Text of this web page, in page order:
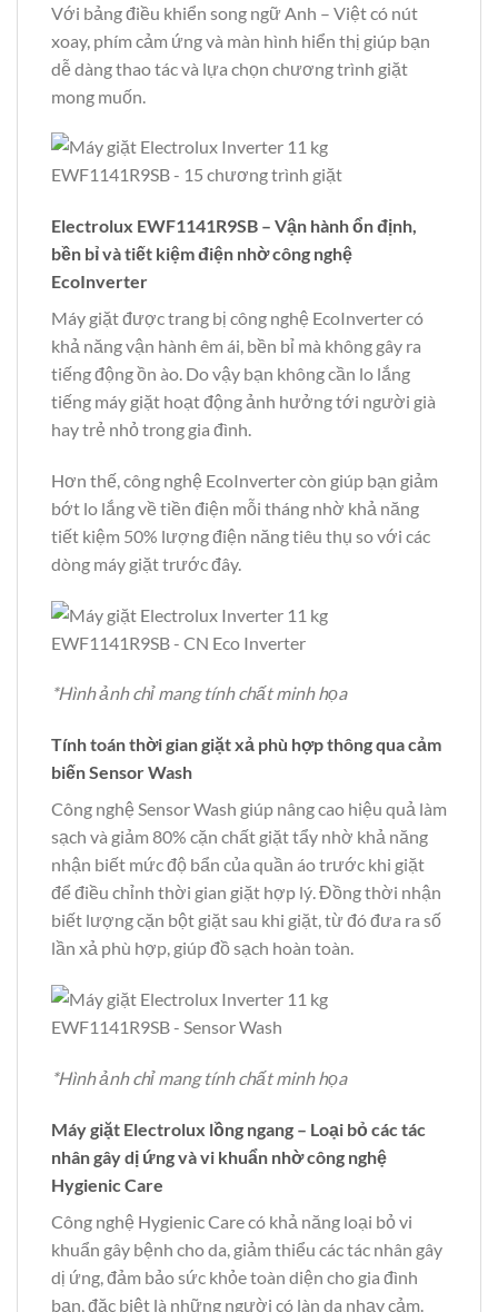
Với bảng điều khiển song ngữ Anh – Việt có nút
xoay, phím cảm ứng và màn hình hiển thị giúp bạn
dễ dàng thao tác và lựa chọn chương trình giặt
mong muốn.
Electrolux EWF1141R9SB – Vận hành ổn định,
bền bỉ và tiết kiệm điện nhờ công nghệ
EcoInverter
Máy giặt được trang bị công nghệ EcoInverter có
khả năng vận hành êm ái, bền bỉ mà không gây ra
tiếng động ồn ào. Do vậy bạn không cần lo lắng
tiếng máy giặt hoạt động ảnh hưởng tới người già
hay trẻ nhỏ trong gia đình.
Hơn thế, công nghệ EcoInverter còn giúp bạn giảm
bớt lo lắng về tiền điện mỗi tháng nhờ khả năng
tiết kiệm 50% lượng điện năng tiêu thụ so với các
dòng máy giặt trước đây.
*Hình ảnh chỉ mang tính chất minh họa
Tính toán thời gian giặt xả phù hợp thông qua cảm
biến Sensor Wash
Công nghệ Sensor Wash giúp nâng cao hiệu quả làm
sạch và giảm 80% cặn chất giặt tẩy nhờ khả năng
nhận biết mức độ bẩn của quần áo trước khi giặt
để điều chỉnh thời gian giặt hợp lý. Đồng thời nhận
biết lượng cặn bột giặt sau khi giặt, từ đó đưa ra số
lần xả phù hợp, giúp đồ sạch hoàn toàn.
*Hình ảnh chỉ mang tính chất minh họa
Máy giặt Electrolux lồng ngang – Loại bỏ các tác
nhân gây dị ứng và vi khuẩn nhờ công nghệ
Hygienic Care
Công nghệ Hygienic Care có khả năng loại bỏ vi
khuẩn gây bệnh cho da, giảm thiểu các tác nhân gây
dị ứng, đảm bảo sức khỏe toàn diện cho gia đình
bạn, đặc biệt là những người có làn da nhạy cảm.